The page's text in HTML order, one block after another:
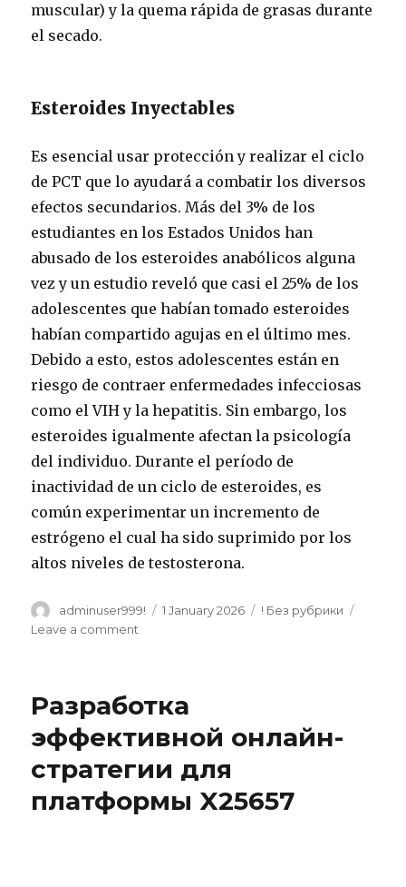
muscular) y la quema rápida de grasas durante
el secado.
Esteroides Inyectables
Es esencial usar protección y realizar el ciclo
de PCT que lo ayudará a combatir los diversos
efectos secundarios. Más del 3% de los
estudiantes en los Estados Unidos han
abusado de los esteroides anabólicos alguna
vez y un estudio reveló que casi el 25% de los
adolescentes que habían tomado esteroides
habían compartido agujas en el último mes.
Debido a esto, estos adolescentes están en
riesgo de contraer enfermedades infecciosas
como el VIH y la hepatitis. Sin embargo, los
esteroides igualmente afectan la psicología
del individuo. Durante el período de
inactividad de un ciclo de esteroides, es
común experimentar un incremento de
estrógeno el cual ha sido suprimido por los
altos niveles de testosterona.
Author
adminuser999!
Posted
1 January 2026 Categories
! Без рубрики
Leave a comment
15
Разработка
эффективной онлайн-
стратегии для
платформы X25657